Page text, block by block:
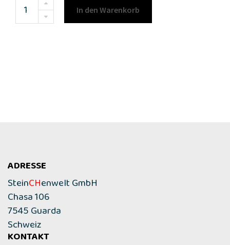
In den Warenkorb
ADRESSE
SteinCHenwelt GmbH
Chasa 106
7545 Guarda
Schweiz
KONTAKT